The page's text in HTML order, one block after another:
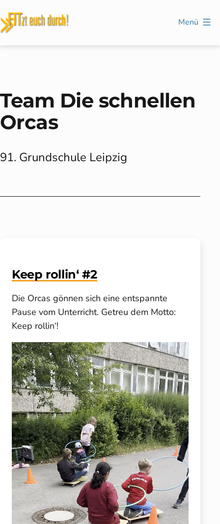
Inhalt
Menü
Team Die schnellen
Orcas
91. Grundschule Leipzig
Keep rollin‘ #2
Die Orcas gönnen sich eine entspannte
Pause vom Unterricht. Getreu dem Motto:
Keep rollin‘!